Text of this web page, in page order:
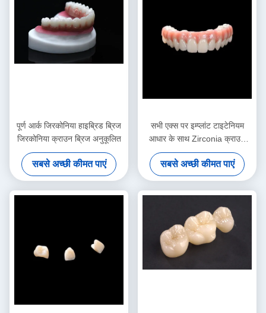
पूर्ण आर्क जिरकोनिया हाइब्रिड ब्रिज
जिरकोनिया क्राउन ब्रिज अनुकूलित
सबसे अच्छी कीमत पाएं
सभी एक्स पर इम्प्लांट टाइटेनियम
आधार के साथ Zirconia क्राउन
ब्रिज
सबसे अच्छी कीमत पाएं